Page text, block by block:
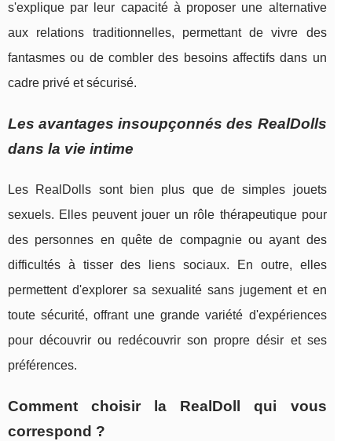
s'explique par leur capacité à proposer une alternative
aux relations traditionnelles, permettant de vivre des
fantasmes ou de combler des besoins affectifs dans un
cadre privé et sécurisé.
Les avantages insoupçonnés des RealDolls
dans la vie intime
Les RealDolls sont bien plus que de simples jouets
sexuels. Elles peuvent jouer un rôle thérapeutique pour
des personnes en quête de compagnie ou ayant des
difficultés à tisser des liens sociaux. En outre, elles
permettent d'explorer sa sexualité sans jugement et en
toute sécurité, offrant une grande variété d'expériences
pour découvrir ou redécouvrir son propre désir et ses
préférences.
Comment choisir la RealDoll qui vous
correspond ?